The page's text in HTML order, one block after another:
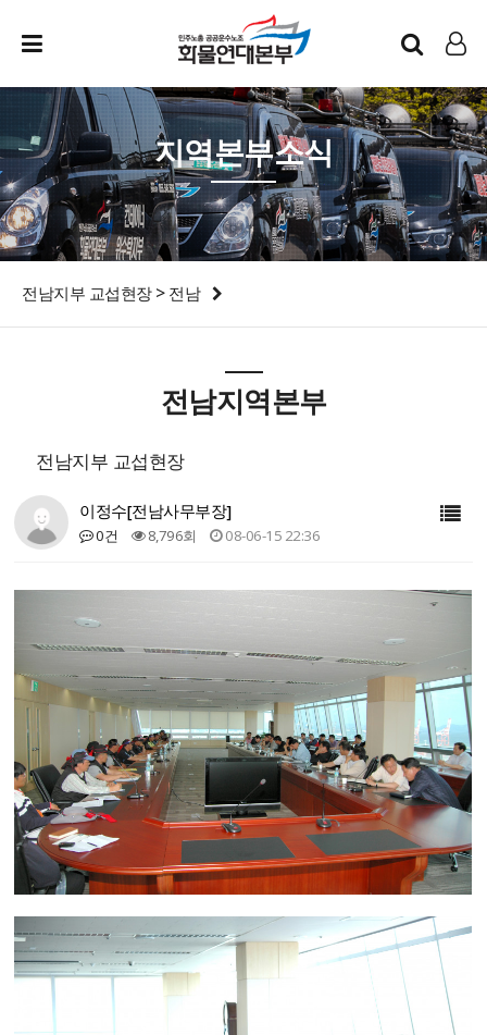
인트라넷
LOG IN
지역본부소식
전남지부 교섭현장 > 전남
전남지역본부
전남지부 교섭현장
이정수[전남사무부장]
0건 8,796회 08-06-15 22:36